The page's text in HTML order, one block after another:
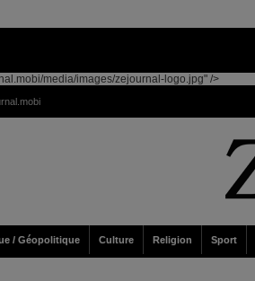
media/images/zejournal-logo.jpg" />
/ Géopolitique Culture Religion Sport